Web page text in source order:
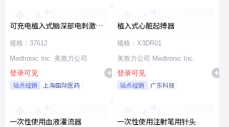
可充电植入式脑深部电刺激脉
冲发生器套件
规格：37612
Medtronic Inc. 美敦力公司
登录可见
站点经销 上海国际医药
植入式心脏起搏器
规格：X3DR01
美敦力公司 Medtronic Inc.
登录可见
站点经销 广东科技
一次性使用血液灌流器 一次性使用注射笔用针头